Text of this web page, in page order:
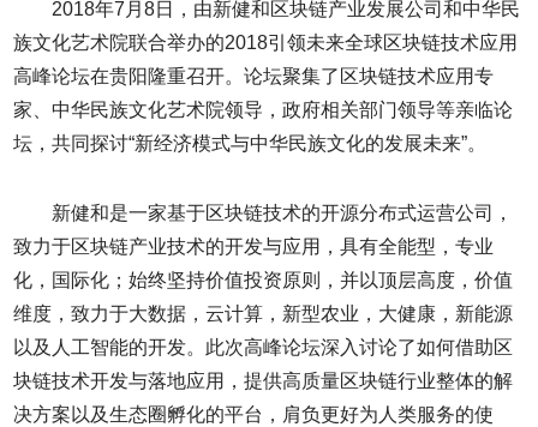
2018年7月8日，由新健和区块链产业发展公司和中华民
族文化艺术院联合举办的2018引领未来全球区块链技术应用
高峰论坛在贵阳隆重召开。论坛聚集了区块链技术应用专
家、中华民族文化艺术院领导，政府相关部门领导等亲临论
坛，共同探讨“新经济模式与中华民族文化的发展未来”。
新健和是一家基于区块链技术的开源分布式运营公司，
致力于区块链产业技术的开发与应用，具有全能型，专业
化，国际化；始终坚持价值投资原则，并以顶层高度，价值
维度，致力于大数据，云计算，新型农业，大健康，新能源
以及人工智能的开发。此次高峰论坛深入讨论了如何借助区
块链技术开发与落地应用，提供高质量区块链行业整体的解
决方案以及生态圈孵化的平台，肩负更好为人类服务的使